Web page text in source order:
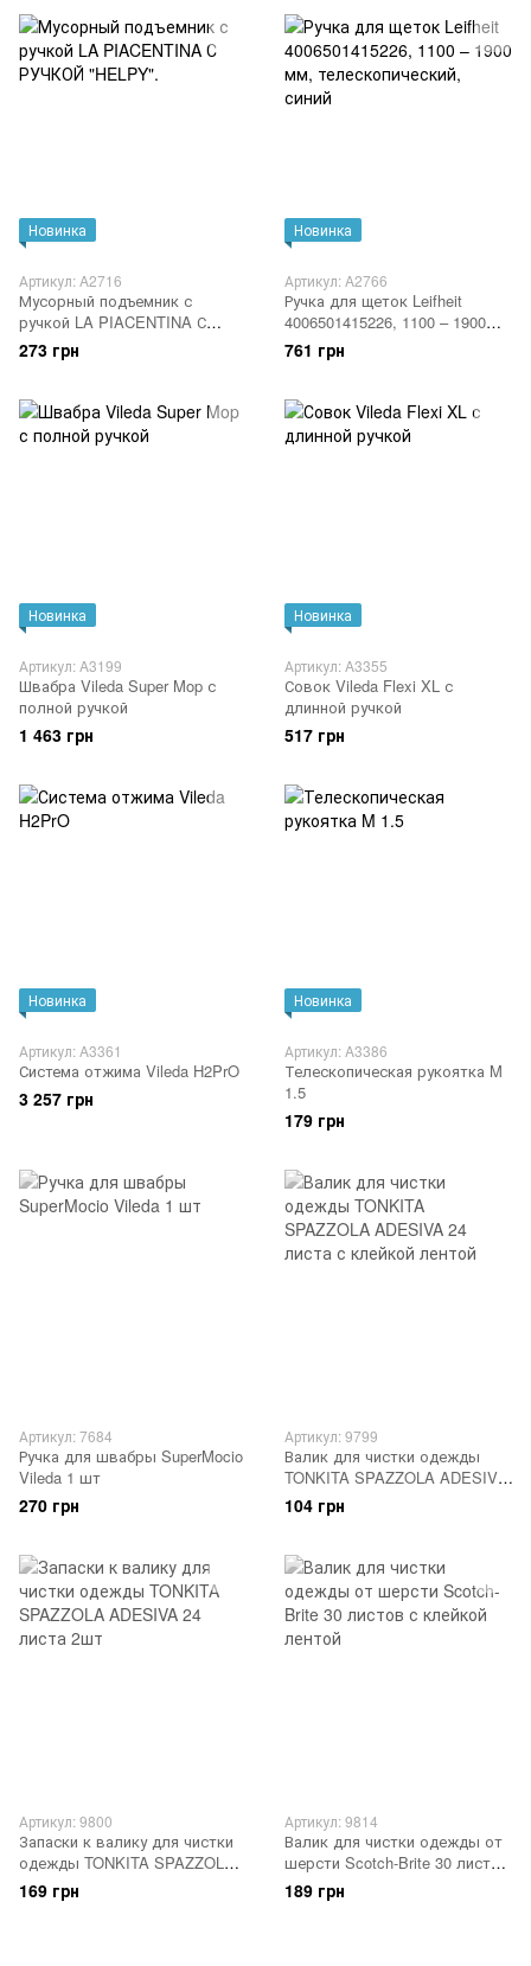
Новинка
Артикул: A2716
Мусорный подъемник с
ручкой LA PIACENTINA С
РУЧКОЙ "HELPY".
273 грн
Новинка
Артикул: A2766
Ручка для щеток Leifheit
4006501415226, 1100 – 1900
мм, телескопический, синий
761 грн
Новинка
Артикул: A3199
Швабра Vileda Super Mop с
полной ручкой
1 463 грн
Новинка
Артикул: A3355
Совок Vileda Flexi XL с
длинной ручкой
517 грн
Новинка
Артикул: A3361
Система отжима Vileda H2PrO
3 257 грн
Новинка
Артикул: A3386
Телескопическая рукоятка M
1.5
179 грн
Артикул: 7684
Ручка для швабры SuperMocio
Vileda 1 шт
270 грн
Артикул: 9799
Валик для чистки одежды
TONKITA SPAZZOLA ADESIVA
24 листа с клейкой лентой
104 грн
Артикул: 9800
Запаски к валику для чистки
одежды TONKITA SPAZZOLA
ADESIVA 24 листа 2шт
169 грн
Артикул: 9814
Валик для чистки одежды от
шерсти Scotch-Brite 30 листов
с клейкой лентой
189 грн